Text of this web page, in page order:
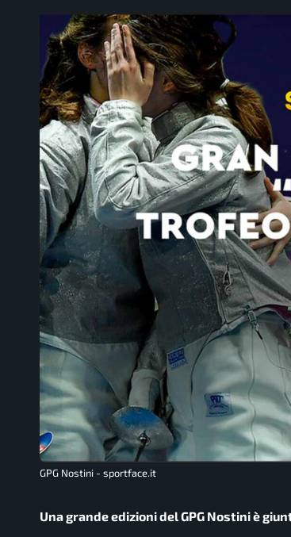
GPG Nostini - sportface.it
Una grande edizioni del GPG Nostini è